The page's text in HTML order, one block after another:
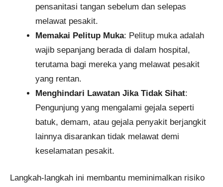
pensanitasi tangan sebelum dan selepas
melawat pesakit.
Memakai Pelitup Muka: Pelitup muka adalah
wajib sepanjang berada di dalam hospital,
terutama bagi mereka yang melawat pesakit
yang rentan.
Menghindari Lawatan Jika Tidak Sihat:
Pengunjung yang mengalami gejala seperti
batuk, demam, atau gejala penyakit berjangkit
lainnya disarankan tidak melawat demi
keselamatan pesakit.
Langkah-langkah ini membantu meminimalkan risiko